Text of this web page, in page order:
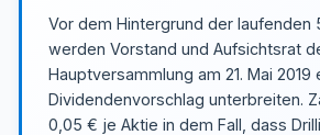
Vor dem Hintergrund der laufenden
werden Vorstand und Aufsichtsrat
Hauptversammlung am 21. Mai
Dividendenvorschlag unterbreiten.
0,05 € je Aktie in dem Fall, dass